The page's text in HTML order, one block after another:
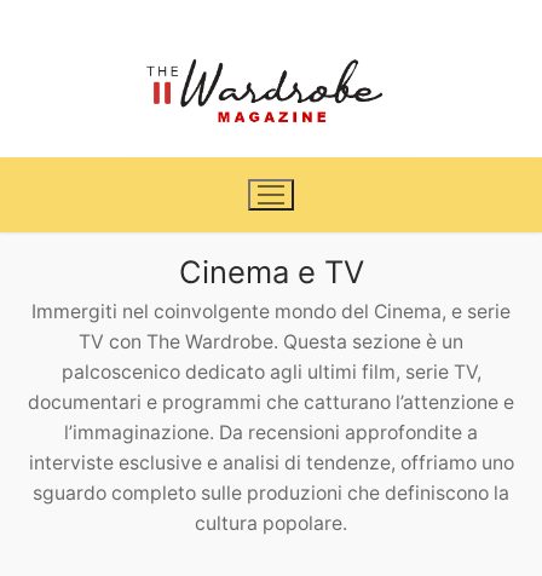
Home
News
Cinema e TV
Casa & Giardino
Arredamento
DIY
Cinema e TV
Immergiti nel coinvolgente mondo del Cinema, e serie
TV con The Wardrobe. Questa sezione è un
palcoscenico dedicato agli ultimi film, serie TV,
documentari e programmi che catturano l’attenzione e
l’immaginazione. Da recensioni approfondite a
interviste esclusive e analisi di tendenze, offriamo uno
sguardo completo sulle produzioni che definiscono la
cultura popolare.